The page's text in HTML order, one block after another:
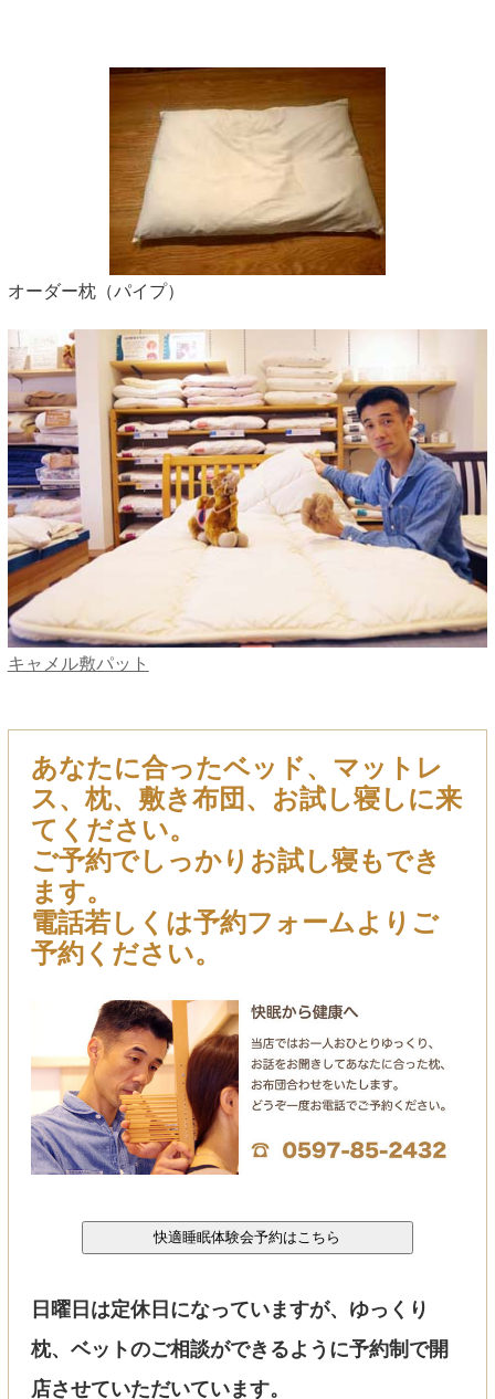
オーダー枕（パイプ）
キャメル敷パット
あなたに合ったベッド、マットレ
ス、枕、敷き布団、お試し寝しに来
てください。
ご予約でしっかりお試し寝もでき
ます。
電話若しくは予約フォームよりご
予約ください。
日曜日は定休日になっていますが、ゆっくり
枕、ベットのご相談ができるように予約制で開
店させていただいています。